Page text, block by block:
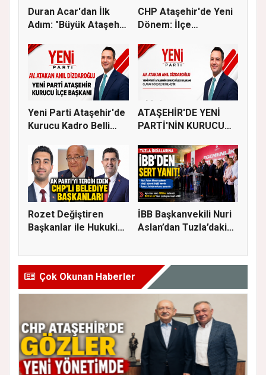
Duran Acar'dan İlk
Adım: "Büyük Ataşehir
CHP Ataşehir'de Yeni
Dönem: İlçe
Yeni Parti Ataşehir'de
Kurucu Kadro Belli
ATAŞEHİR'DE YENİ
PARTİ'NİN KURUCU
Rozet Değiştiren
Başkanlar ile Hukuki
İBB Başkanvekili Nuri
Aslan’dan Tuzla’daki
Çok Okunan Haberler